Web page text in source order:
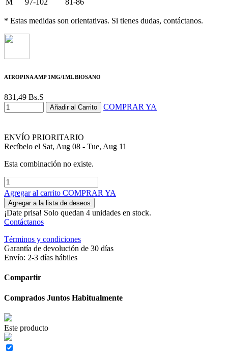
M 97-102 81-86
* Estas medidas son orientativas. Si tienes dudas, contáctanos.
ATROPINA AMP 1MG/1ML BIOSANO
831,49 Bs.S
Añadir al Carrito COMPRAR YA
ENVÍO PRIORITARIO
Recíbelo el Sat, Aug 08 - Tue, Aug 11
Esta combinación no existe.
Agregar al carrito COMPRAR YA
Agregar a la lista de deseos
¡Date prisa! Solo quedan 4 unidades en stock.
Contáctanos
Términos y condiciones
Garantía de devolución de 30 días
Envío: 2-3 días hábiles
Compartir
Comprados Juntos Habitualmente
Este producto